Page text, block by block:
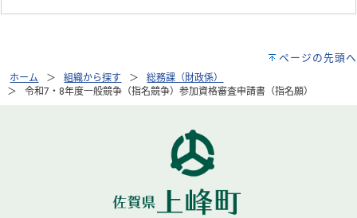
ページの先頭へ
ホーム 組織から探す
総務課（財政係）
令和7・8年度一般競争（指名競争）参加資格審査申請書（指名願）